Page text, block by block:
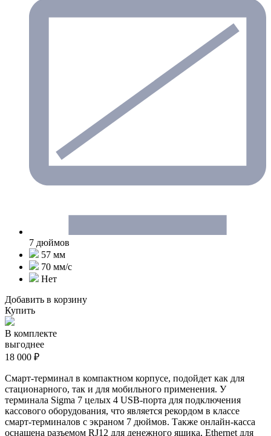
7 дюймов
57 мм
70 мм/с
Нет
Добавить в корзину
Купить
В комплекте
выгоднее
18 000 ₽
Смарт-терминал в компактном корпусе, подойдет как для
стационарного, так и для мобильного применения. У
терминала Sigma 7 целых 4 USB-порта для подключения
кассового оборудования, что является рекордом в классе
смарт-терминалов с экраном 7 дюймов. Также онлайн-касса
оснащена разъемом RJ12 для денежного ящика, Ethernet для